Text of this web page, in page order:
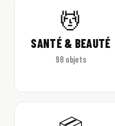
💆
SANTÉ & BEAUTÉ
98 objets